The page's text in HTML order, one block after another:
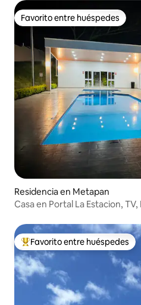
Favorito entre huéspedes
Favorito entre huéspedes
Residencia en Metapan
Casa en Portal La Estacion,
De los mejores en Favorito
Favorito entre huéspedes